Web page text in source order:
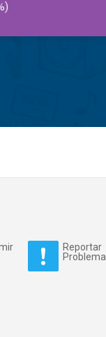
Reportar
Problema